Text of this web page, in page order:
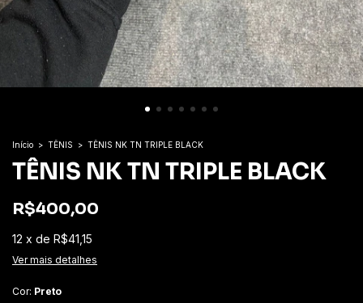
Início > TÊNIS > TÊNIS NK TN TRIPLE BLACK
TÊNIS NK TN TRIPLE BLACK
R$400,00
12 x de R$41,15
Ver mais detalhes
Cor: Preto